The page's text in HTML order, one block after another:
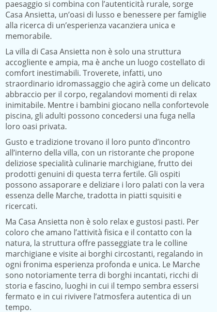
paesaggio si combina con l’autenticità rurale, sorge
Casa Ansietta, un’oasi di lusso e benessere per famiglie
alla ricerca di un’esperienza vacanziera unica e
memorabile.
La villa di Casa Ansietta non è solo una struttura
accogliente e ampia, ma è anche un luogo costellato di
comfort inestimabili. Troverete, infatti, uno
straordinario idromassaggio che agirà come un delicato
abbraccio per il corpo, regalandovi momenti di relax
inimitabile. Mentre i bambini giocano nella confortevole
piscina, gli adulti possono concedersi una fuga nella
loro oasi privata.
Gusto e tradizione trovano il loro punto d’incontro
all’interno della villa, con un ristorante che propone
deliziose specialità culinarie marchigiane, frutto dei
prodotti genuini di questa terra fertile. Gli ospiti
possono assaporare e deliziare i loro palati con la vera
essenza delle Marche, tradotta in piatti squisiti e
ricercati.
Ma Casa Ansietta non è solo relax e gustosi pasti. Per
coloro che amano l’attività fisica e il contatto con la
natura, la struttura offre passeggiate tra le colline
marchigiane e visite ai borghi circostanti, regalando in
ogni fronima esperienza profonda e unica. Le Marche
sono notoriamente terra di borghi incantati, ricchi di
storia e fascino, luoghi in cui il tempo sembra essersi
fermato e in cui rivivere l’atmosfera autentica di un
tempo.